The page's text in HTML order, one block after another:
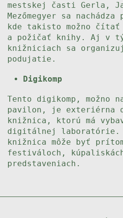
mestskej časti Gerla,
Mezőmegyer sa
kde takisto možno čítať
a požičať knihy. Aj v
knižniciach sa
podujatie.
Digikomp
Tento digikomp, možno
pavilon, je exteriérna
knižnica, ktorú má
digitálnej laboratórie.
knižnica môže byť
festiváloch,
predstaveniach.